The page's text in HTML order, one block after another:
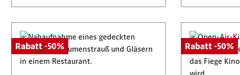
Rabatt -50% Rabatt -50%